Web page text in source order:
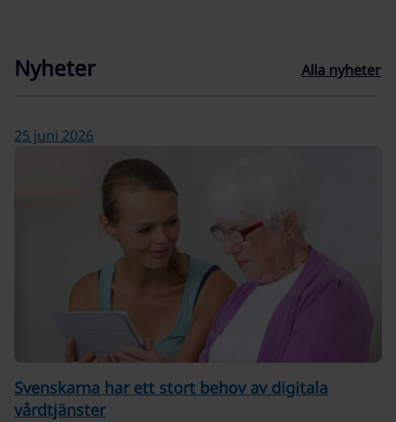
Nyheter Alla nyheter
Svenskarna har ett stort behov av digitala
vårdtjänster
25 juni 2026